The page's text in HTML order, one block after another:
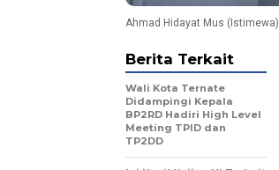
Ahmad Hidayat Mus (Istimewa)
Berita Terkait
Wali Kota Ternate
Didampingi Kepala
BP2RD Hadiri High Level
Meeting TPID dan
TP2DD